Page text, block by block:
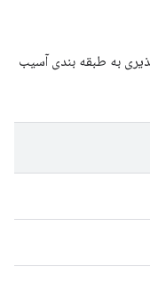
به طبقه بندی آسیب